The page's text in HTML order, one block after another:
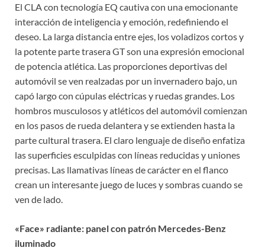
El CLA con tecnología EQ cautiva con una emocionante
interacción de inteligencia y emoción, redefiniendo el
deseo. La larga distancia entre ejes, los voladizos cortos y
la potente parte trasera GT son una expresión emocional
de potencia atlética. Las proporciones deportivas del
automóvil se ven realzadas por un invernadero bajo, un
capó largo con cúpulas eléctricas y ruedas grandes. Los
hombros musculosos y atléticos del automóvil comienzan
en los pasos de rueda delantera y se extienden hasta la
parte cultural trasera. El claro lenguaje de diseño enfatiza
las superficies esculpidas con líneas reducidas y uniones
precisas. Las llamativas líneas de carácter en el flanco
crean un interesante juego de luces y sombras cuando se
ven de lado.
«Face» radiante: panel con patrón Mercedes-Benz
iluminado